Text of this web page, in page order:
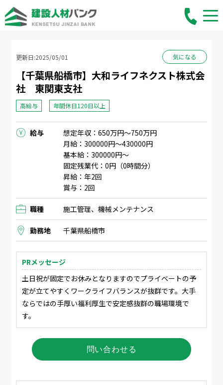
更新日:2025/05/01 気になる
【千葉県船橋市】大和ライフネクスト株式会
社 東関東支社
高給与 年間休日120日以上
給与
想定年収：650万円〜750万円
月給：300000円〜430000円
基本給：300000円〜
固定残業代：0円（0時間分）
昇給：年2回
賞与：2回
職種 施工管理、機械メンテナンス
勤務地 千葉県船橋市
PRメッセージ
土日祝が固定でお休みとなりますのでプライベートの予
定が立てやすくワークライフバランスが抜群です。大手
ならではの手厚い福利厚生で安定感抜群の職場環境で
す。
問い合わせる